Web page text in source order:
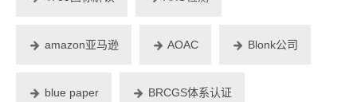
amazon亚马逊 AOAC Blonk公司
blue paper BRCGS体系认证